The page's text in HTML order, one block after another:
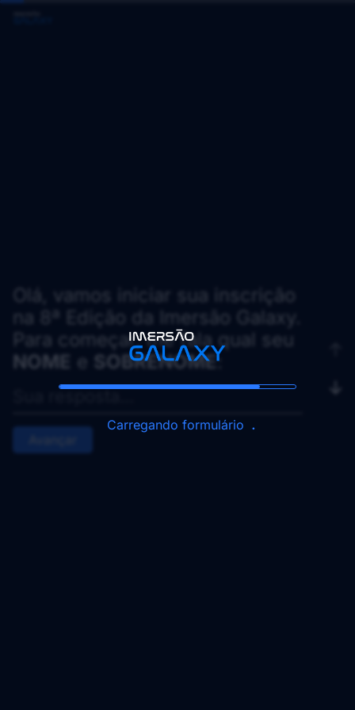
Olá, vamos iniciar sua inscrição
na 8ª Edição da Imersão Galaxy.
Para começar, me fala qual seu
NOME
e SOBRENOME:
Carregando formulário